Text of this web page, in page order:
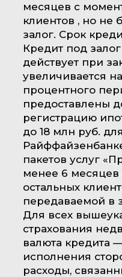
месяцев с
клиентов , но не
залог. Срок
Кредит под
действует при
увеличивается
процентного
предоставлены
регистрацию
до 18 млн руб.
пакетов услуг
менее 6 месяцев
остальных
передаваемой в
Для всех
страхования
валюта кредита
исполнения
расходы,